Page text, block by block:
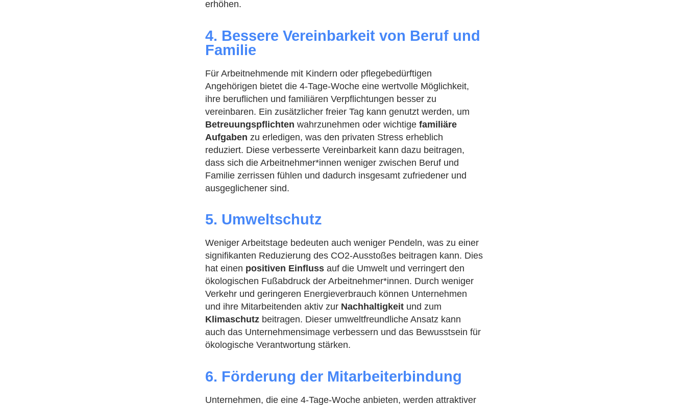
erhöhen.
4. Bessere Vereinbarkeit von Beruf und
Familie
Für Arbeitnehmende mit Kindern oder pflegebedürftigen
Angehörigen bietet die 4-Tage-Woche eine wertvolle Möglichkeit,
ihre beruflichen und familiären Verpflichtungen besser zu
vereinbaren. Ein zusätzlicher freier Tag kann genutzt werden, um
Betreuungspflichtenwahrzunehmen oder wichtigefamiliäre
Aufgaben zu erledigen, was den privaten Stress erheblich
reduziert. Diese verbesserte Vereinbarkeit kann dazu beitragen,
dass sich die Arbeitnehmer*innen weniger zwischen Beruf und
Familie zerrissen fühlen und dadurch insgesamt zufriedener und
ausgeglichener sind.
5. Umweltschutz
Weniger Arbeitstage bedeuten auch weniger Pendeln, was zu einer
signifikanten Reduzierung des CO2-Ausstoßes beitragen kann. Dies
hat einen positiven Einfluss auf die Umwelt und verringert den
ökologischen Fußabdruck der Arbeitnehmer*innen. Durch weniger
Verkehr und geringeren Energieverbrauch können Unternehmen
und ihre Mitarbeitenden aktiv zur Nachhaltigkeit und zum
Klimaschutz beitragen. Dieser umweltfreundliche Ansatz kann
auch das Unternehmensimage verbessern und das Bewusstsein für
ökologische Verantwortung stärken.
6. Förderung der Mitarbeiterbindung
Unternehmen, die eine 4-Tage-Woche anbieten, werden attraktiver